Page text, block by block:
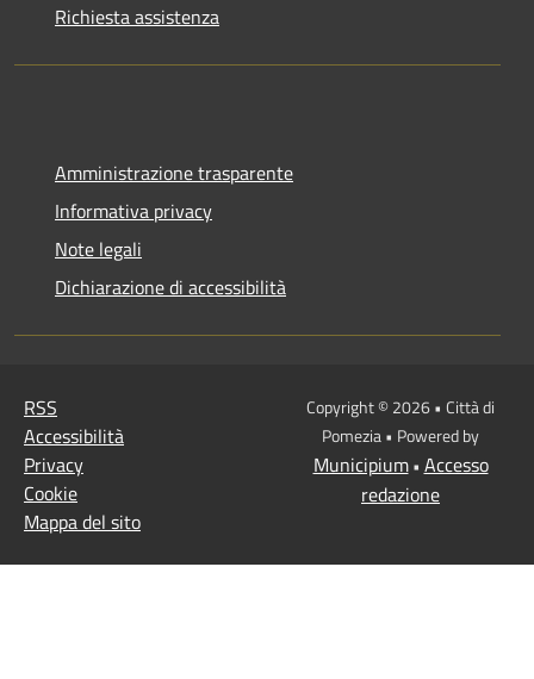
Richiesta assistenza
Amministrazione trasparente
Informativa privacy
Note legali
Dichiarazione di accessibilità
RSS
Accessibilità
Privacy
Cookie
Mappa del sito
Copyright © 2026 • Città di
Pomezia • Powered by
Municipium• Accesso
redazione